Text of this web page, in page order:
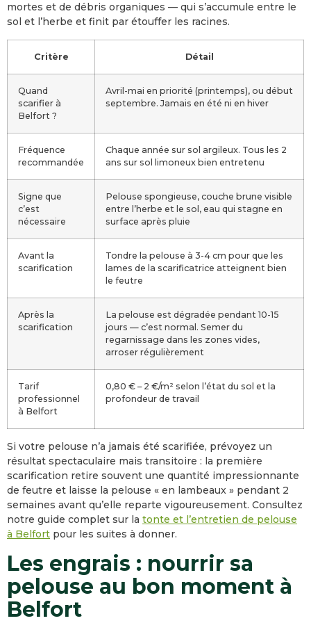
mortes et de débris organiques — qui s’accumule entre le
sol et l’herbe et finit par étouffer les racines.
Critère Détail
Quand
scarifier à
Belfort ?
Avril-mai en priorité (printemps), ou début
septembre. Jamais en été ni en hiver
Fréquence
recommandée
Chaque année sur sol argileux. Tous les 2
ans sur sol limoneux bien entretenu
Signe que
c’est
nécessaire
Pelouse spongieuse, couche brune visible
entre l’herbe et le sol, eau qui stagne en
surface après pluie
Avant la
scarification
Tondre la pelouse à 3-4 cm pour que les
lames de la scarificatrice atteignent bien
le feutre
Après la
scarification
La pelouse est dégradée pendant 10-15
jours — c’est normal. Semer du
regarnissage dans les zones vides,
arroser régulièrement
Tarif
professionnel
à Belfort
0,80 € – 2 €/m² selon l’état du sol et la
profondeur de travail
Si votre pelouse n’a jamais été scarifiée, prévoyez un
résultat spectaculaire mais transitoire : la première
scarification retire souvent une quantité impressionnante
de feutre et laisse la pelouse « en lambeaux » pendant 2
semaines avant qu’elle reparte vigoureusement. Consultez
notre guide complet sur la tonte et l’entretien de pelouse
à Belfort pour les suites à donner.
Les engrais : nourrir sa
pelouse au bon moment à
Belfort